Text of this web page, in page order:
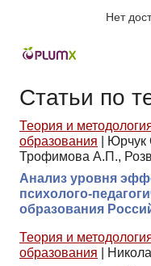
Нет
Статьи по
Теория и
образования
Юрчук
Трофимова А.П.,
Анализ уровня
психолого-
образования
Теория и
образования